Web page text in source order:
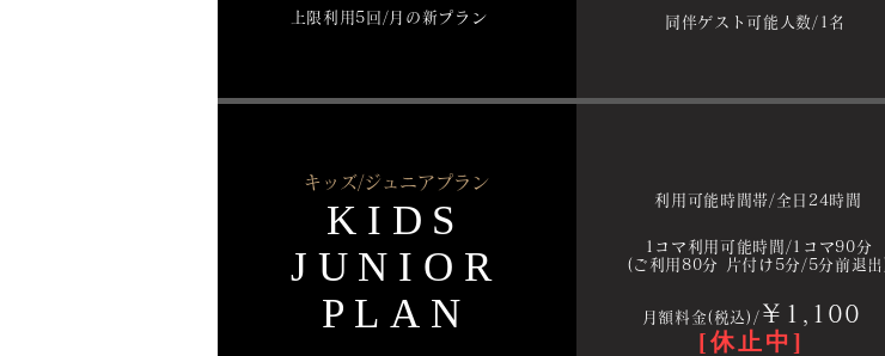
キッズ/ジュニアプラン
KIDS
JUNIOR
PLAN
利用可能時間帯/全日24時間
1 コマ利用可能時間/1コマ90分
(ご利用80分 片付け5分/5分前退出
月額料金(税込)/ ￥1,100
[休止中]
上限利用5回/月の新プラン 同伴ゲスト可能人数/1名